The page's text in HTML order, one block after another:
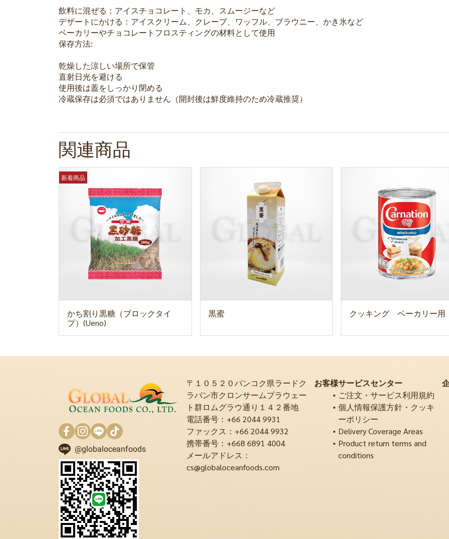
飲料に混ぜる：アイスチョコレート、モカ、スムージーなど
デザートにかける：アイスクリーム、クレープ、ワッフル、ブラウニー、かき氷など
ベーカリーやチョコレートフロスティングの材料として使用
保存方法:
乾燥した涼しい場所で保管
直射日光を避ける
使用後は蓋をしっかり閉める
冷蔵保存は必須ではありません（開封後は鮮度維持のため冷蔵推奨）
関連商品
新着商品
かち割り黒糖（ブロックタイ
プ）(Ueno)
黒蜜 クッキング ベーカリー用
@globaloceanfoods
〒１０５２０バンコク県ラードク
ラバン市クロンサームプラウェー
ト群ロムグラウ通り１４２番地
電話番号：+66 2044 9931
ファックス：+66 2044 9932
携帯番号：+668 6891 4004
メールアドレス：
cs@globaloceanfoods.com
お客様サービスセンター
ご注文・サービス利用規約
個人情報保護方針・クッキ
ーポリシー
Delivery Coverage Areas
Product return terms and
conditions